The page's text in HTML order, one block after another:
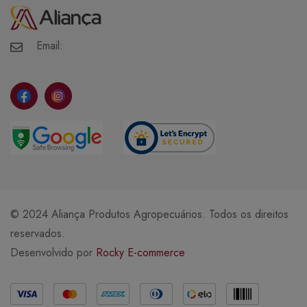
Minha Conta
Meus Pedidos
Meus Favoritos
Email:
© 2024 Aliança Produtos Agropecuários. Todos os direitos
reservados.
Desenvolvido por Rocky E-commerce
Métodos de Pagamento